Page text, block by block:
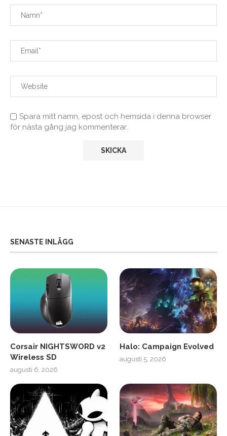
Spara mitt namn, epost och hemsida i denna browser
för nästa gång jag kommenterar.
SENASTE INLÄGG
Corsair NIGHTSWORD v2
Wireless SD
augusti 6, 2026
Halo: Campaign Evolved
augusti 5, 2026